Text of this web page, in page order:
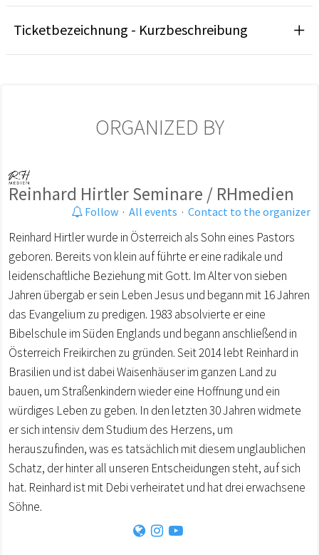
Ticketbezeichnung - Kurzbeschreibung
ORGANIZED BY
Reinhard Hirtler Seminare / RHmedien
Follow · All events · Contact to the organizer
Reinhard Hirtler wurde in Österreich als Sohn eines Pastors
geboren. Bereits von klein auf führte er eine radikale und
leidenschaftliche Beziehung mit Gott. Im Alter von sieben
Jahren übergab er sein Leben Jesus und begann mit 16 Jahren
das Evangelium zu predigen. 1983 absolvierte er eine
Bibelschule im Süden Englands und begann anschließend in
Österreich Freikirchen zu gründen. Seit 2014 lebt Reinhard in
Brasilien und ist dabei Waisenhäuser im ganzen Land zu
bauen, um Straßenkindern wieder eine Hoffnung und ein
würdiges Leben zu geben. In den letzten 30 Jahren widmete
er sich intensiv dem Studium des Herzens, um
herauszufinden, was es tatsächlich mit diesem unglaublichen
Schatz, der hinter all unseren Entscheidungen steht, auf sich
hat. Reinhard ist mit Debi verheiratet und hat drei erwachsene
Söhne.